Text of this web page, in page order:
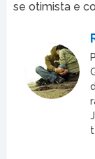
se otimista e